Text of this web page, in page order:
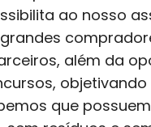
ao nosso
além da
que